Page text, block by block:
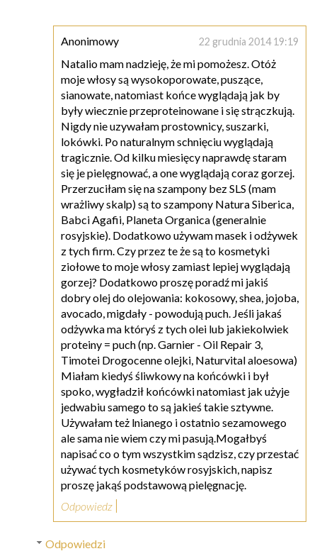
Anonimowy 22 grudnia 2014 19:19
Natalio mam nadzieję, że mi pomożesz. Otóż
moje włosy są wysokoporowate, puszące,
sianowate, natomiast końce wyglądają jak by
były wiecznie przeproteinowane i się strączkują.
Nigdy nie uzywałam prostownicy, suszarki,
lokówki. Po naturalnym schnięciu wyglądają
tragicznie. Od kilku miesięcy naprawdę staram
się je pielęgnować, a one wyglądają coraz gorzej.
Przerzuciłam się na szampony bez SLS (mam
wrażliwy skalp) są to szampony Natura Siberica,
Babci Agafii, Planeta Organica (generalnie
rosyjskie). Dodatkowo używam masek i odżywek
z tych firm. Czy przez te że są to kosmetyki
ziołowe to moje włosy zamiast lepiej wyglądają
gorzej? Dodatkowo proszę poradź mi jakiś
dobry olej do olejowania: kokosowy, shea, jojoba,
avocado, migdały - powodują puch. Jeśli jakaś
odżywka ma któryś z tych olei lub jakiekolwiek
proteiny = puch (np. Garnier - Oil Repair 3,
Timotei Drogocenne olejki, Naturvital aloesowa)
Miałam kiedyś śliwkowy na końcówki i był
spoko, wygładził końcówki natomiast jak użyje
jedwabiu samego to są jakieś takie sztywne.
Używałam też lnianego i ostatnio sezamowego
ale sama nie wiem czy mi pasują.Mogałbyś
napisać co o tym wszystkim sądzisz, czy przestać
używać tych kosmetyków rosyjskich, napisz
proszę jakąś podstawową pielęgnację.
Odpowiedz
Odpowiedzi